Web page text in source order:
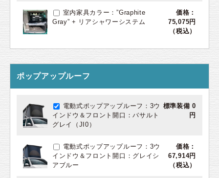
室内家具カラー：”Graphite
Gray” + リアシャワーシステム
価格：
75,075円
（税込）
ポップアップルーフ
電動式ポップアップルーフ：3ウ
インドウ＆フロント開口：バサルト
グレイ（JI0）
標準装備 0
円
電動式ポップアップルーフ：3ウ
インドウ＆フロント開口：グレイシ
アブルー
価格：
67,914円
（税込）